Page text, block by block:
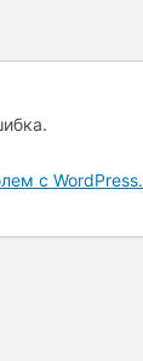
с WordPress.